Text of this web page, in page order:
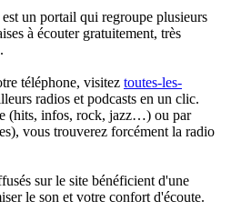
un portail qui regroupe plusieurs
à écouter gratuitement, très
téléphone, visitez toutes-les-
radios et podcasts en un clic.
(hits, infos, rock, jazz…) ou par
vous trouverez forcément la radio
sur le site bénéficient d'une
le son et votre confort d'écoute.